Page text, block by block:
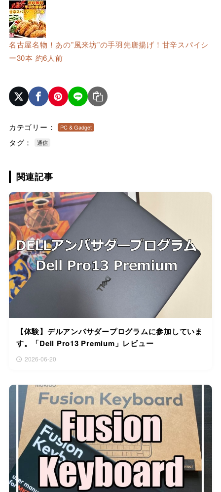
名古屋名物！あの”風来坊”の手羽先唐揚げ！甘辛スパイシ
ー30本 約6人前
カテゴリー： PC & Gadget
タグ： 通信
関連記事
【体験】デルアンバサダープログラムに参加していま
す。「Dell Pro13 Premium」レビュー
2026-06-20